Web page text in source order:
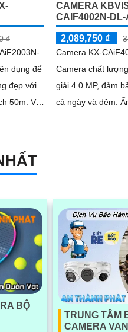
₫
dụng để
đẹp với
Với
CAMERA
CAIF4002N-DL-
2,089,750 ₫
Camera KX-
Camera chất
giải 4.0 MP, đảm
cả ngày và đêm. Ấn tượng ơn với
BỘ
TRUNG TÂM
CAMERA